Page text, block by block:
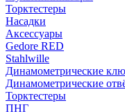
Торктестеры
Насадки
Аксессуары
Gedore RED
Stahlwille
Динамометрические
Динамометрические
Торктестеры
ПНГ